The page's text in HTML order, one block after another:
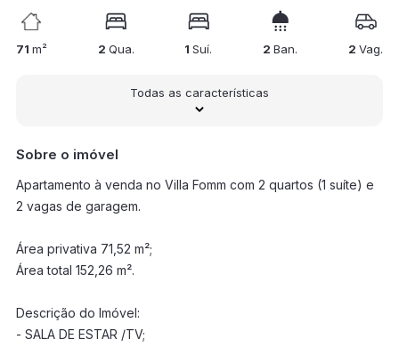
71 m² 2 Qua. 1Suí. 2Ban. 2Vag.
Todas as características
Sobre o imóvel
Apartamento à venda no Villa Fomm com 2 quartos (1 suíte) e
2 vagas de garagem.
Área privativa 71,52 m²;
Área total 152,26 m².
Descrição do Imóvel:
- SALA DE ESTAR /TV;